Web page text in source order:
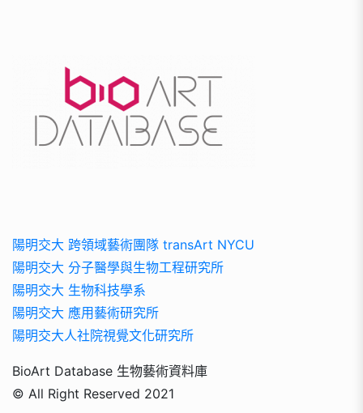
陽明交大 跨領域藝術團隊 transArt NYCU
陽明交大 分子醫學與生物工程研究所
陽明交大 生物科技學系
陽明交大 應用藝術研究所
陽明交大人社院視覺文化研究所
BioArt Database 生物藝術資料庫
© All Right Reserved 2021